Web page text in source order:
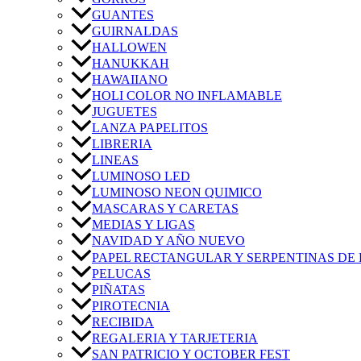
GUANTES
GUIRNALDAS
HALLOWEN
HANUKKAH
HAWAIIANO
HOLI COLOR NO INFLAMABLE
JUGUETES
LANZA PAPELITOS
LIBRERIA
LINEAS
LUMINOSO LED
LUMINOSO NEON QUIMICO
MASCARAS Y CARETAS
MEDIAS Y LIGAS
NAVIDAD Y AÑO NUEVO
PAPEL RECTANGULAR Y SERPENTINAS DE
PELUCAS
PIÑATAS
PIROTECNIA
RECIBIDA
REGALERIA Y TARJETERIA
SAN PATRICIO Y OCTOBER FEST